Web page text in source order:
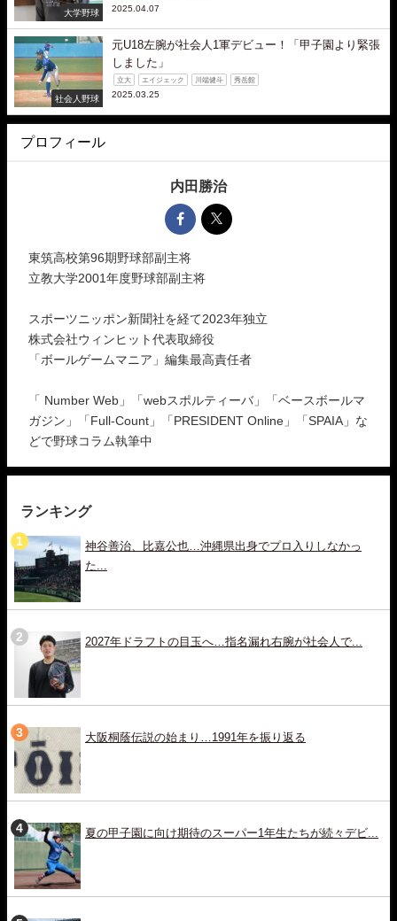
大学野球 2025.04.07
社会人野球
元U18左腕が社会人1軍デビュー！「甲子園より緊張
しました」
立大 エイジェック 川端健斗 秀岳館
2025.03.25
プロフィール
内田勝治
東筑高校第96期野球部副主将
立教大学2001年度野球部副主将
スポーツニッポン新聞社を経て2023年独立
株式会社ウィンヒット代表取締役
「ボールゲームマニア」編集最高責任者
「 Number Web」「webスポルティーバ」「ベースボールマ
ガジン」「Full-Count」「PRESIDENT Online」「SPAIA」な
どで野球コラム執筆中
ランキング
神谷善治、比嘉公也…沖縄県出身でプロ入りしなかっ
た...
2027年ドラフトの目玉へ…指名漏れ右腕が社会人で...
大阪桐蔭伝説の始まり…1991年を振り返る
夏の甲子園に向け期待のスーパー1年生たちが続々デビ...